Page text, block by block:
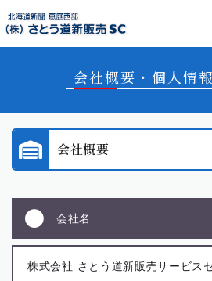
会社概要・個人情
会社概要
会社名
株式会社 さとう道新販売サービス